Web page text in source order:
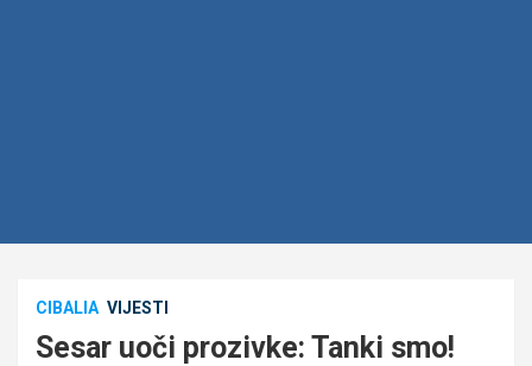
CIBALIA VIJESTI
Sesar uoči prozivke: Tanki smo!